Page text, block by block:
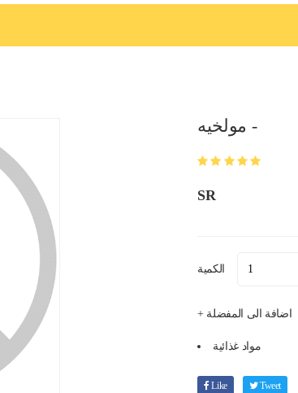
مولخيه -
SR
الكمية
+ اضافة الى المفضلة
مواد غذائية
Like Tweet